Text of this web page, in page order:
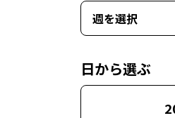
週を選択
日から選ぶ